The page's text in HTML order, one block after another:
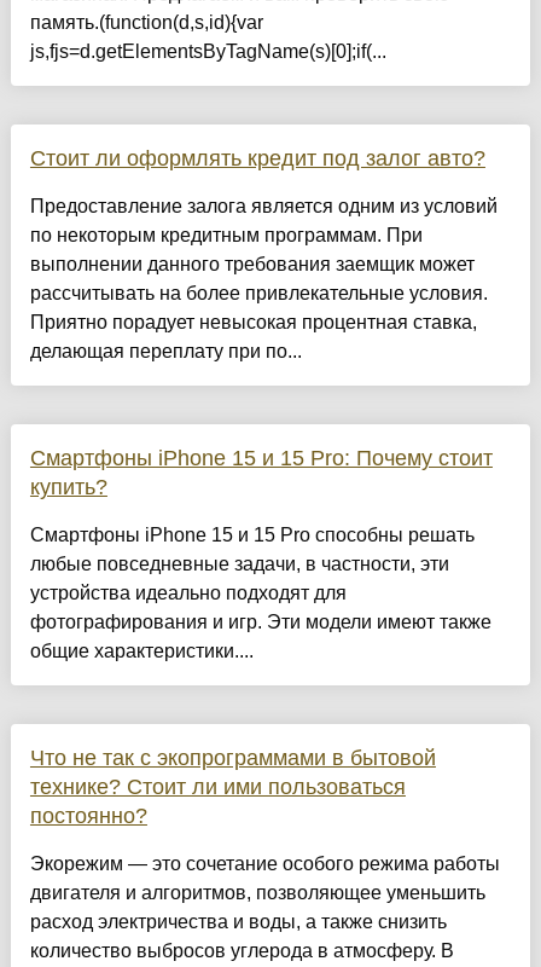
память.(function(d,s,id){var
js,fjs=d.getElementsByTagName(s)[0];if(...
Стоит ли оформлять кредит под залог авто?
Предоставление залога является одним из условий
по некоторым кредитным программам. При
выполнении данного требования заемщик может
рассчитывать на более привлекательные условия.
Приятно порадует невысокая процентная ставка,
делающая переплату при по...
Смартфоны iPhone 15 и 15 Pro: Почему стоит
купить?
Смартфоны iPhone 15 и 15 Pro способны решать
любые повседневные задачи, в частности, эти
устройства идеально подходят для
фотографирования и игр. Эти модели имеют также
общие характеристики....
Что не так с экопрограммами в бытовой
технике? Стоит ли ими пользоваться
постоянно?
Экорежим — это сочетание особого режима работы
двигателя и алгоритмов, позволяющее уменьшить
расход электричества и воды, а также снизить
количество выбросов углерода в атмосферу. В